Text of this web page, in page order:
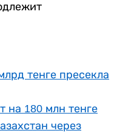
тенге пресекла
на 180 млн тенге
через